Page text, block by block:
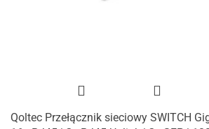
Qoltec Przełącznik sieciowy SWITCH